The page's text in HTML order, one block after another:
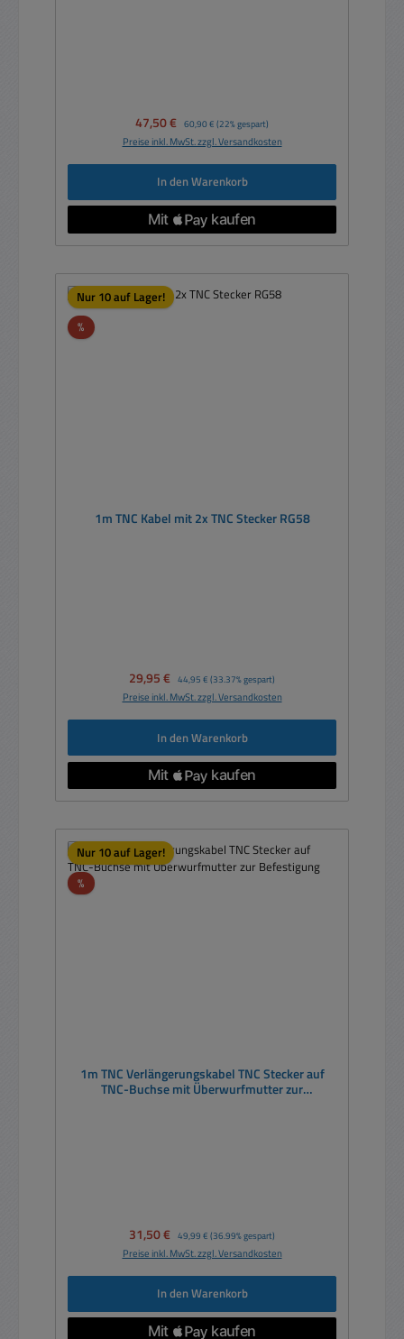
Verkaufspreis:
47,50 € Regulärer Preis:
60,90 € (22% gespart)
Preise inkl. MwSt. zzgl. Versandkosten
In den Warenkorb
Nur 10 auf Lager!
%Rabatt
1m TNC Kabel mit 2x TNC Stecker RG58
Verkaufspreis:
29,95 € Regulärer Preis:
44,95 € (33.37% gespart)
Preise inkl. MwSt. zzgl. Versandkosten
In den Warenkorb
Nur 10 auf Lager!
%Rabatt
1m TNC Verlängerungskabel TNC Stecker auf
TNC-Buchse mit Überwurfmutter zur
Verkaufspreis:
31,50 € Regulärer Preis:
49,99 € (36.99% gespart)
Preise inkl. MwSt. zzgl. Versandkosten
In den Warenkorb